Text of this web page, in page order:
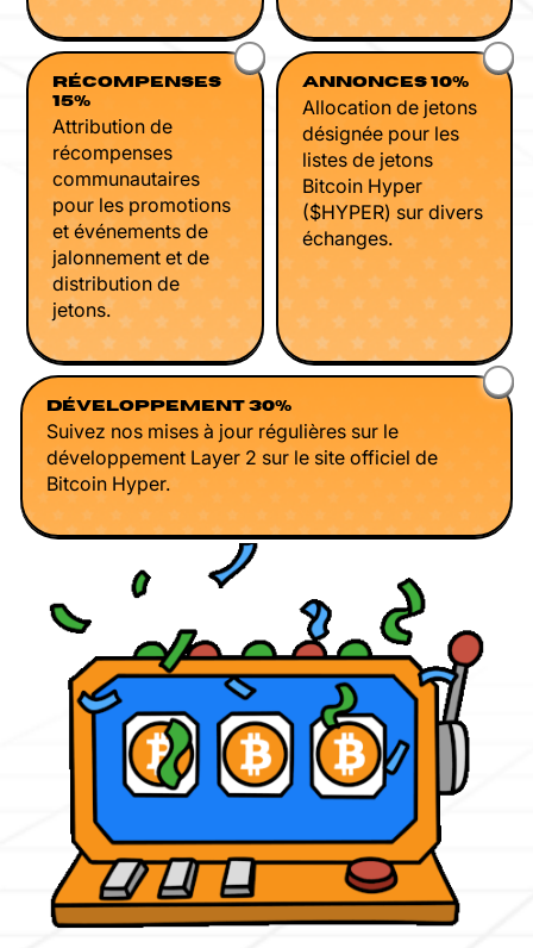
RÉCOMPENSES
15%
Attribution de
récompenses
communautaires
pour les promotions
et événements de
jalonnement et de
distribution de
jetons.
ANNONCES 10%
Allocation de jetons
désignée pour les
listes de jetons
Bitcoin Hyper
($HYPER) sur divers
échanges.
DÉVELOPPEMENT 30%
Suivez nos mises à jour régulières sur le
développement Layer 2 sur le site officiel de
Bitcoin Hyper.